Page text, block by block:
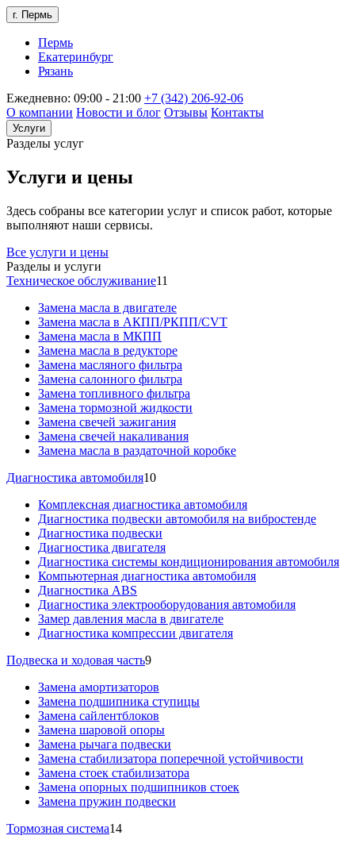
г. Пермь
Пермь
Екатеринбург
Рязань
Ежедневно: 09:00 - 21:00 +7 (342) 206-92-06
О компании Новости и блог Отзывы Контакты
Услуги
Разделы услуг
Услуги и цены
Здесь собраны все категории услуг и список работ, которые
выполняют наши сервисы.
Все услуги и цены
Разделы и услуги
Техническое обслуживание11
Замена масла в двигателе
Замена масла в АКПП/РКПП/CVT
Замена масла в МКПП
Замена масла в редукторе
Замена масляного фильтра
Замена салонного фильтра
Замена топливного фильтра
Замена тормозной жидкости
Замена свечей зажигания
Замена свечей накаливания
Замена масла в раздаточной коробке
Диагностика автомобиля10
Комплексная диагностика автомобиля
Диагностика подвески автомобиля на вибростенде
Диагностика подвески
Диагностика двигателя
Диагностика системы кондиционирования автомобиля
Компьютерная диагностика автомобиля
Диагностика ABS
Диагностика электрооборудования автомобиля
Замер давления масла в двигателе
Диагностика компрессии двигателя
Подвеска и ходовая часть9
Замена амортизаторов
Замена подшипника ступицы
Замена сайлентблоков
Замена шаровой опоры
Замена рычага подвески
Замена стабилизатора поперечной устойчивости
Замена стоек стабилизатора
Замена опорных подшипников стоек
Замена пружин подвески
Тормозная система14